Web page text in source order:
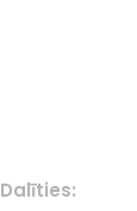
Dalīties: